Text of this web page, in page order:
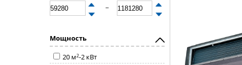
Мощность
20 м2-2 кВт